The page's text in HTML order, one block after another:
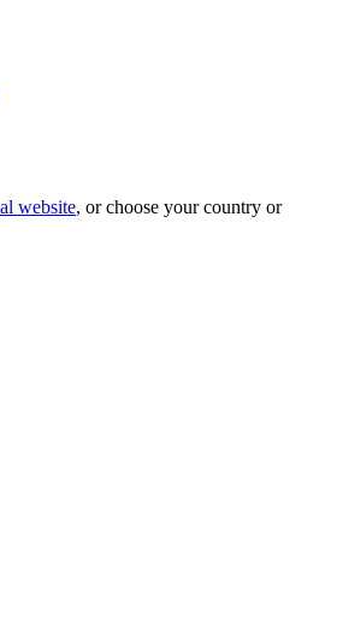
website, or choose your country or